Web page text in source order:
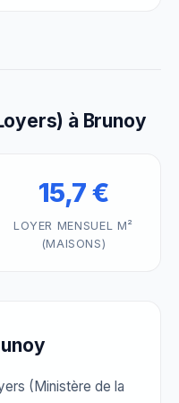
à Brunoy
15,7 €
LOYER MENSUEL M²
(MAISONS)
(Ministère de la